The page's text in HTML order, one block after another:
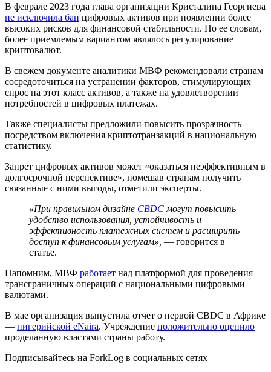
В феврале 2023 года глава организации Кристалина Георгиева
не исключила бан цифровых активов при появлении более
высоких рисков для финансовой стабильности. По ее словам,
более приемлемым вариантом являлось регулирование
криптовалют.
В свежем документе аналитики МВФ рекомендовали странам
сосредоточиться на устранении факторов, стимулирующих
спрос на этот класс активов, а также на удовлетворении
потребностей в цифровых платежах.
Также специалисты предложили повысить прозрачность
посредством включения криптотранзакций в национальную
статистику.
Запрет цифровых активов может «оказаться неэффективным в
долгосрочной перспективе», помешав странам получить
связанные с ними выгоды, отметили эксперты.
«При правильном дизайне CBDC могут повысить
удобство использования, устойчивость и
эффективность платежных систем и расширить
доступ к финансовым услугам», — говорится в
статье.
Напомним, МВФ работает над платформой для проведения
трансграничных операций с национальными цифровыми
валютами.
В мае организация выпустила отчет о первой CBDC в Африке
— нигерийской eNaira. Учреждение положительно оценило
проделанную властями страны работу.
Подписывайтесь на ForkLog в социальных сетях